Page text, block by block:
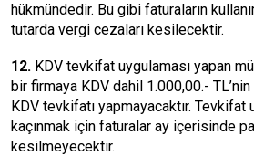
hükmündedir. Bu gibi faturaların
tutarda vergi cezaları kesilecektir.
12. KDV tevkifat uygulaması yapan
bir firmaya KDV dahil 1.000,00.-
KDV tevkifatı yapmayacaktır. Tevkifat
kaçınmak için faturalar ay içerisinde
kesilmeyecektir.